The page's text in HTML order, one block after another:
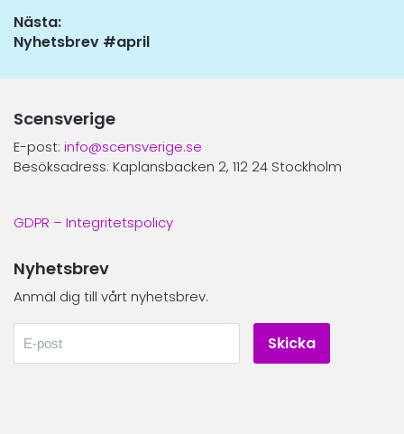
Nästa:
Nästa
Nyhetsbrev #april
Scensverige
E-post: info@scensverige.se
Besöksadress: Kaplansbacken 2, 112 24 Stockholm
GDPR – Integritetspolicy
Nyhetsbrev
Anmäl dig till vårt nyhetsbrev.